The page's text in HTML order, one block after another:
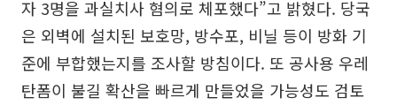
자 3명을 과실치사 혐의로 체포했다”고 밝혔다. 당국
은 외벽에 설치된 보호망, 방수포, 비닐 등이 방화 기
준에 부합했는지를 조사할 방침이다. 또 공사용 우레
탄폼이 불길 확산을 빠르게 만들었을 가능성도 검토